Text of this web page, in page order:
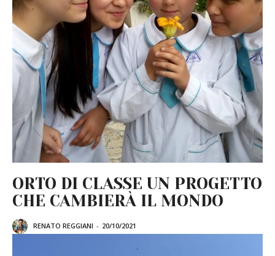
ORTO DI CLASSE UN PROGETTO
CHE CAMBIERÀ IL MONDO
RENATO REGGIANI - 20/10/2021